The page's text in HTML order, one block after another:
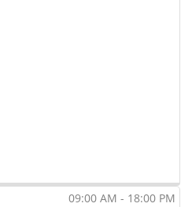
09:00 AM - 18:00 PM